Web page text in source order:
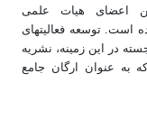
اعضای هیات علمی
است. توسعه فعالیتهای
در این زمینه، نشریه
عنوان ارگان جامع